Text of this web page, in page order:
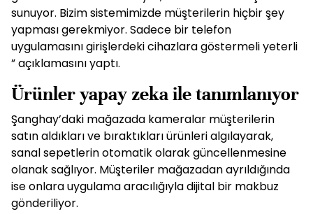
sunuyor. Bizim sistemimizde müşterilerin hiçbir şey
yapması gerekmiyor. Sadece bir telefon
uygulamasını girişlerdeki cihazlara göstermeli yeterli
” açıklamasını yaptı.
Ürünler yapay zeka ile tanımlanıyor
Şanghay’daki mağazada kameralar müşterilerin
satın aldıkları ve bıraktıkları ürünleri algılayarak,
sanal sepetlerin otomatik olarak güncellenmesine
olanak sağlıyor. Müşteriler mağazadan ayrıldığında
ise onlara uygulama aracılığıyla dijital bir makbuz
gönderiliyor.